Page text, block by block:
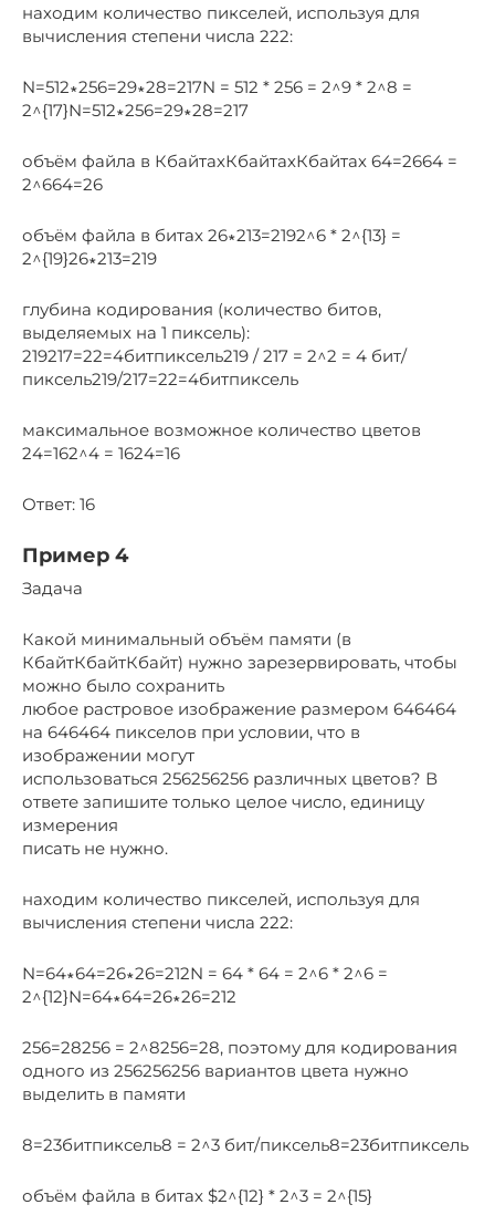
находим количество пикселей, используя для
вычисления степени числа 222:
N=512∗256=29∗28=217N = 512 * 256 = 2^9 * 2^8 =
2^{17}N=512∗256=29∗28=217
объём файла в КбайтахКбайтахКбайтах 64=2664 =
2^664=26
объём файла в битах 26∗213=2192^6 * 2^{13} =
2^{19}26∗213=219
глубина кодирования (количество битов,
выделяемых на 1 пиксель):
219217=22=4битпиксель219 / 217 = 2^2 = 4 бит/
пиксель219/217=22=4битпиксель
максимальное возможное количество цветов
24=162^4 = 1624=16
Ответ: 16
Пример 4
Задача
Какой минимальный объём памяти (в
КбайтКбайтКбайт) нужно зарезервировать, чтобы
можно было сохранить
любое растровое изображение размером 646464
на 646464 пикселов при условии, что в
изображении могут
использоваться 256256256 различных цветов? В
ответе запишите только целое число, единицу
измерения
писать не нужно.
находим количество пикселей, используя для
вычисления степени числа 222:
N=64∗64=26∗26=212N = 64 * 64 = 2^6 * 2^6 =
2^{12}N=64∗64=26∗26=212
256=28256 = 2^8256=28, поэтому для кодирования
одного из 256256256 вариантов цвета нужно
выделить в памяти
8=23битпиксель8 = 2^3 бит/пиксель8=23битпиксель
объём файла в битах $2^{12} * 2^3 = 2^{15}